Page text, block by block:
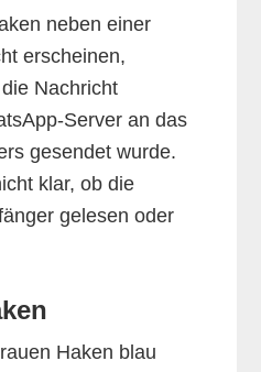
neben einer
erscheinen,
Nachricht
Server an das
gesendet wurde.
klar, ob die
gelesen oder
Haken blau